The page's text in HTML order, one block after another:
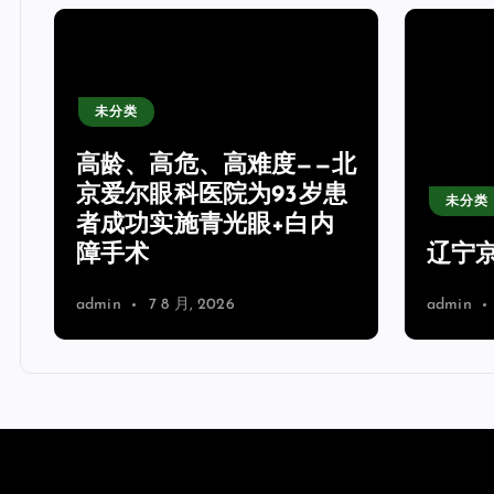
未分类
高龄、高危、高难度——北
京爱尔眼科医院为93岁患
者成功实施青光眼+白内
障手术
admin 7 8 月, 2026
未分类
辽宁
admin